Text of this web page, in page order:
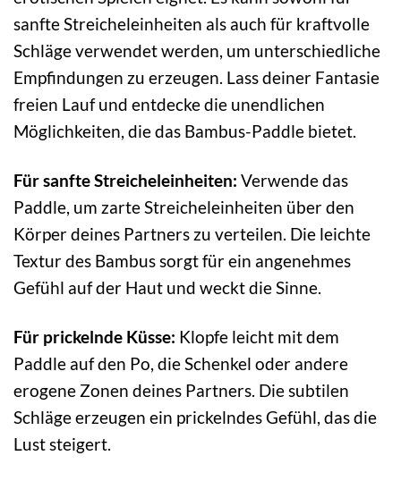
sanfte Streicheleinheiten als auch für kraftvolle
Schläge verwendet werden, um unterschiedliche
Empfindungen zu erzeugen. Lass deiner Fantasie
freien Lauf und entdecke die unendlichen
Möglichkeiten, die das Bambus-Paddle bietet.
Für sanfte Streicheleinheiten: Verwende das
Paddle, um zarte Streicheleinheiten über den
Körper deines Partners zu verteilen. Die leichte
Textur des Bambus sorgt für ein angenehmes
Gefühl auf der Haut und weckt die Sinne.
Für prickelnde Küsse: Klopfe leicht mit dem
Paddle auf den Po, die Schenkel oder andere
erogene Zonen deines Partners. Die subtilen
Schläge erzeugen ein prickelndes Gefühl, das die
Lust steigert.